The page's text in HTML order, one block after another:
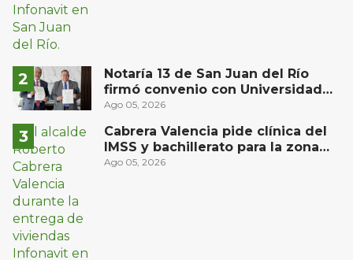
Notaría 13 de San Juan del Río
firmó convenio con Universidad
Privada del Bajío para recibir
Ago 05, 2026
Cabrera Valencia pide clínica del
IMSS y bachillerato para la zona
oriente de San Juan del Río
Ago 05, 2026